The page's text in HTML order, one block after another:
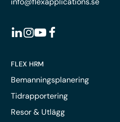
FLEX HRM
Bemanningsplanering
Tidrapportering
Resor & Utlägg